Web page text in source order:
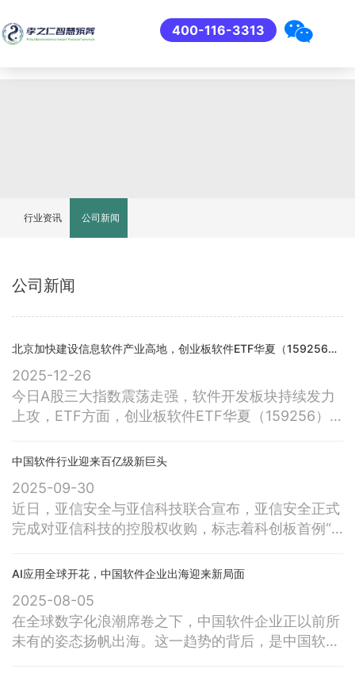
400-116-3313
行业资讯 公司新闻
公司新闻
北京加快建设信息软件产业高地，创业板软件ETF华夏（159256）持仓股航天智装大涨超7%
2025-12-26
今日A股三大指数震荡走强，软件开发板块持续发力
上攻，ETF方面，创业板软件ETF华夏（159256）
科技、深信服、指南针、四方精创等股领涨。消息方
员代表大会第三次会议在京召开，大会指出，当前产
业正迎来AI主体化、软件定义一切、开源协作三大核
心趋势，经历智能操作系
中国软件行业迎来百亿级新巨头
2025-09-30
近日，亚信安全与亚信科技联合宣布，亚信安全正式
完成对亚信科技的控股权收购，标志着科创板首例“A
件企业之一诞生。未来，双方将全面实现公司发展战
的“懂网、懂云、懂安全”的强大融合，共同迎接数智
时代的新机遇与新发展。落地在北京亦庄的亚信安
全，是中国网络安全领域的领导者，在云
AI应用全球开花，中国软件企业出海迎来新局面
2025-08-05
在全球数字化浪潮席卷之下，中国软件企业正以前所
未有的姿态扬帆出海。这一趋势的背后，是中国软件